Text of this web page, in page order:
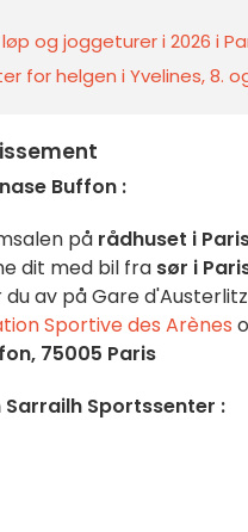
og joggeturer i 2026 i
for helgen i Yvelines, 8.
Buffon :
på rådhuset i
dit med bil fra sør i
av på Gare
Sportive des Arènes
75005 Paris
Sarrailh Sportssenter :